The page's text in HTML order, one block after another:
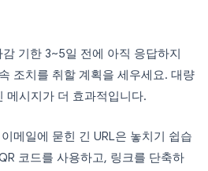
감 기한 3~5일 전에 아직 응답하지
조치를 취할 계획을 세우세요. 대량
메시지가 더 효과적입니다.
이메일에 묻힌 긴 URL은 놓치기 쉽습
코드를 사용하고, 링크를 단축하